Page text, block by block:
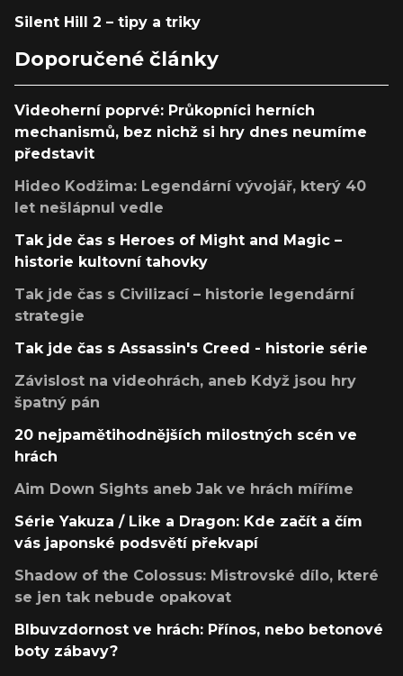
Silent Hill 2 – tipy a triky
Doporučené články
Videoherní poprvé: Průkopníci herních
mechanismů, bez nichž si hry dnes neumíme
představit
Hideo Kodžima: Legendární vývojář, který 40
let nešlápnul vedle
Tak jde čas s Heroes of Might and Magic –
historie kultovní tahovky
Tak jde čas s Civilizací – historie legendární
strategie
Tak jde čas s Assassin's Creed - historie série
Závislost na videohrách, aneb Když jsou hry
špatný pán
20 nejpamětihodnějších milostných scén ve
hrách
Aim Down Sights aneb Jak ve hrách míříme
Série Yakuza / Like a Dragon: Kde začít a čím
vás japonské podsvětí překvapí
Shadow of the Colossus: Mistrovské dílo, které
se jen tak nebude opakovat
Blbuvzdornost ve hrách: Přínos, nebo betonové
boty zábavy?